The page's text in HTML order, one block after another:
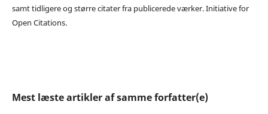
samt tidligere og større citater fra publicerede værker. Initiative for
Open Citations.
Mest læste artikler af samme forfatter(e)